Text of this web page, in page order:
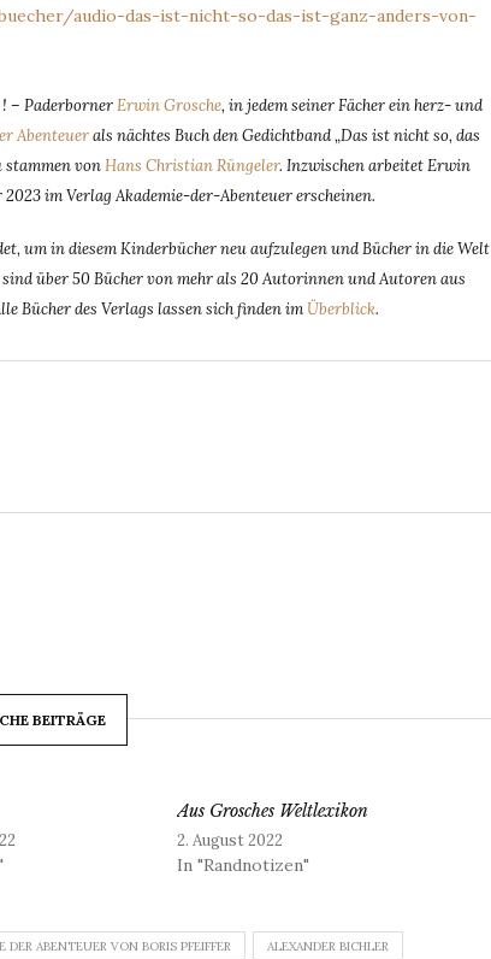
audio-das-ist-nicht-so-das-ist-ganz-anders-von-
– PaderbornerErwin Grosche, in jedem seiner Fächer ein herz- und
Abenteuerals nächtes Buch den Gedichtband „Das ist nicht so, das
stammen vonHans Christian Rüngeler. Inzwischen arbeitet Erwin
im Verlag Akademie-der-Abenteuer erscheinen.
um in diesem Kinderbücher neu aufzulegen und Bücher in die Welt
über 50 Bücher von mehr als 20 Autorinnen und Autoren aus
Bücher des Verlags lassen sich finden imÜberblick.
BEITRÄGE
Aus Grosches Weltlexikon
2. August 2022
In "Randnotizen"
DER ABENTEUER VON BORIS PFEIFFER ALEXANDER BICHLER